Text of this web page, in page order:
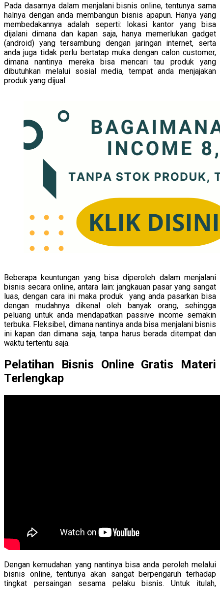
Pada dasarnya dalam menjalani bisnis online, tentunya sama
halnya dengan anda membangun bisnis apapun. Hanya yang
membedakannya adalah seperti: lokasi kantor yang bisa
dijalani dimana dan kapan saja, hanya memerlukan gadget
(android) yang tersambung dengan jaringan internet, serta
anda juga tidak perlu bertatap muka dengan calon customer,
dimana nantinya mereka bisa mencari tau produk yang
dibutuhkan melalui sosial media, tempat anda menjajakan
produk yang dijual.
Beberapa keuntungan yang bisa diperoleh dalam menjalani
bisnis secara online, antara lain: jangkauan pasar yang sangat
luas, dengan cara ini maka produk yang anda pasarkan bisa
dengan mudahnya dikenal oleh banyak orang, sehingga
peluang untuk anda mendapatkan passive income semakin
terbuka. Fleksibel, dimana nantinya anda bisa menjalani bisnis
ini kapan dan dimana saja, tanpa harus berada ditempat dan
waktu tertentu saja.
Pelatihan Bisnis Online Gratis Materi
Terlengkap
Dengan kemudahan yang nantinya bisa anda peroleh melalui
bisnis online, tentunya akan sangat berpengaruh terhadap
tingkat persaingan sesama pelaku bisnis. Untuk itulah,